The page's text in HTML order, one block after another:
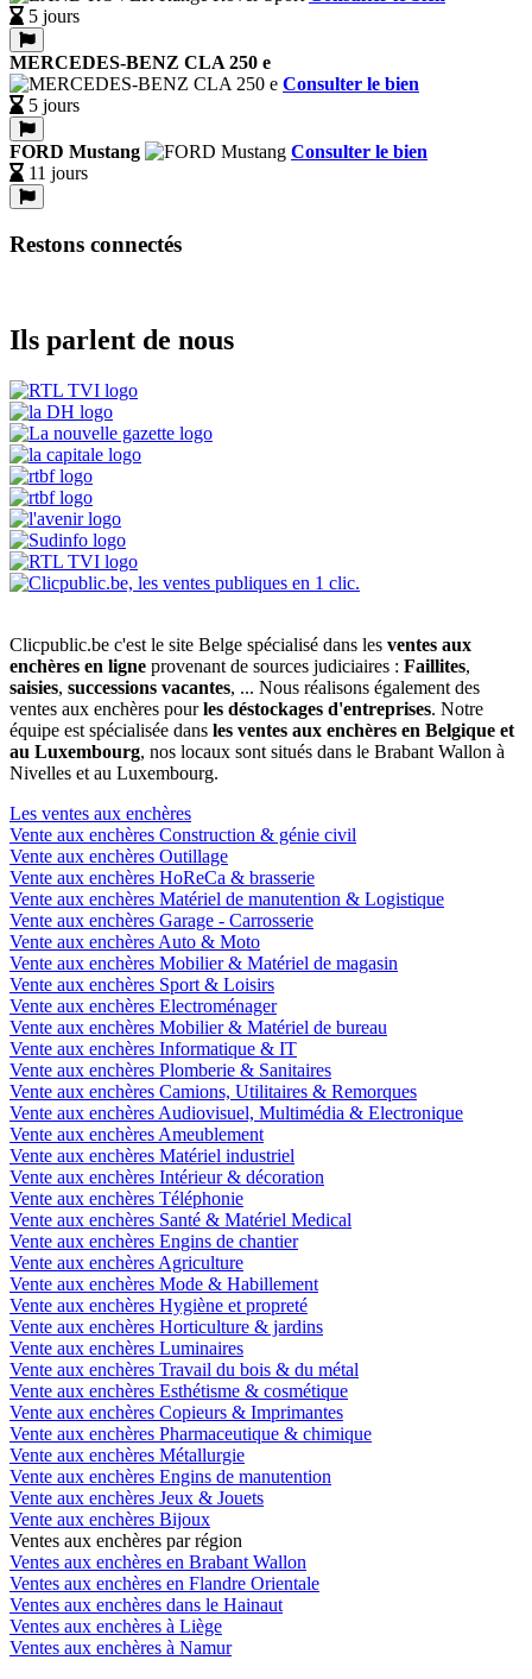
5 jours
MERCEDES-BENZ CLA 250 e
Consulter le bien
5 jours
FORD Mustang
Consulter le bien
11 jours
Restons connectés
Ils parlent de nous
Clicpublic.be c'est le site Belge spécialisé dans les ventes aux
enchères en ligne provenant de sources judiciaires : Faillites,
saisies, successions vacantes, ... Nous réalisons également des
ventes aux enchères pourles déstockages d'entreprises. Notre
équipe est spécialisée dans les ventes aux enchères en Belgique et
au Luxembourg, nos locaux sont situés dans le Brabant Wallon à
Nivelles et au Luxembourg.
Les ventes aux enchères
Vente aux enchères Construction & génie civil
Vente aux enchères Outillage
Vente aux enchères HoReCa & brasserie
Vente aux enchères Matériel de manutention & Logistique
Vente aux enchères Garage - Carrosserie
Vente aux enchères Auto & Moto
Vente aux enchères Mobilier & Matériel de magasin
Vente aux enchères Sport & Loisirs
Vente aux enchères Electroménager
Vente aux enchères Mobilier & Matériel de bureau
Vente aux enchères Informatique & IT
Vente aux enchères Plomberie & Sanitaires
Vente aux enchères Camions, Utilitaires & Remorques
Vente aux enchères Audiovisuel, Multimédia & Electronique
Vente aux enchères Ameublement
Vente aux enchères Matériel industriel
Vente aux enchères Intérieur & décoration
Vente aux enchères Téléphonie
Vente aux enchères Santé & Matériel Medical
Vente aux enchères Engins de chantier
Vente aux enchères Agriculture
Vente aux enchères Mode & Habillement
Vente aux enchères Hygiène et propreté
Vente aux enchères Horticulture & jardins
Vente aux enchères Luminaires
Vente aux enchères Travail du bois & du métal
Vente aux enchères Esthétisme & cosmétique
Vente aux enchères Copieurs & Imprimantes
Vente aux enchères Pharmaceutique & chimique
Vente aux enchères Métallurgie
Vente aux enchères Engins de manutention
Vente aux enchères Jeux & Jouets
Vente aux enchères Bijoux
Ventes aux enchères par région
Ventes aux enchères en Brabant Wallon
Ventes aux enchères en Flandre Orientale
Ventes aux enchères dans le Hainaut
Ventes aux enchères à Liège
Ventes aux enchères à Namur